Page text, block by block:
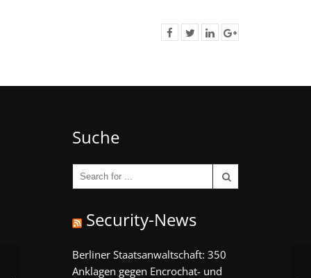
Suche
Security-News
Berliner Staatsanwaltschaft: 350
Anklagen gegen Encrochat- und